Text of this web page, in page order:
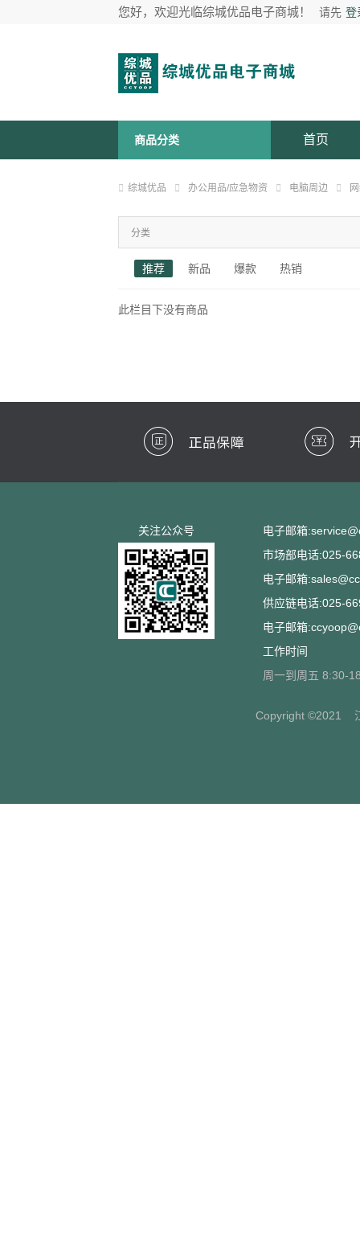
您好，欢迎光临综城优品电子商城！ 请先 登
商品分类 首页
综城优品 办公用品/应急物资 电脑周边
分类
推荐 新品 爆款 热销
此栏目下没有商品
关注公众号
电子邮箱
市场部电话:025-
电子邮箱
供应链电话:025-
电子邮箱
工作时间
周一到周五 8:30-
Copyright ©2021